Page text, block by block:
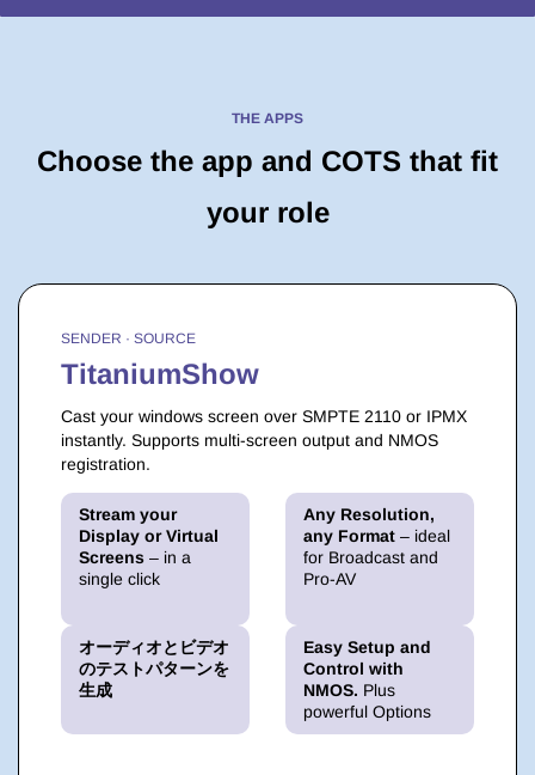
THE APPS
Choose the app and COTS that fit
your role
SENDER · SOURCE
TitaniumShow
Cast your windows screen over SMPTE 2110 or IPMX
instantly. Supports multi-screen output and NMOS
registration.
Stream your
Display or Virtual
Screens – in a
single click
Any Resolution,
any Format – ideal
for Broadcast and
Pro-AV
オーディオとビデオ
のテストパターンを
生成
Easy Setup and
Control with
NMOS. Plus
powerful Options